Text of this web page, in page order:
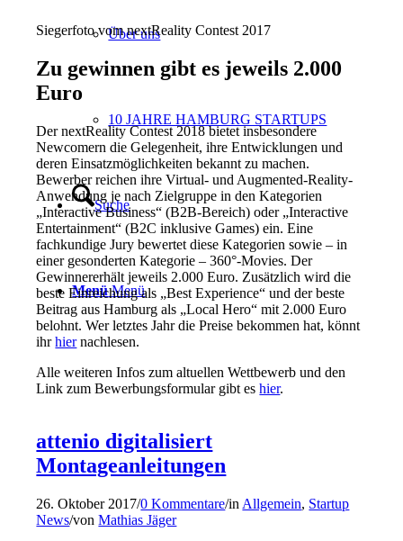
Über uns
10 JAHRE HAMBURG STARTUPS
Suche
Menü Menü
Siegerfoto vom nextReality Contest 2017
Zu gewinnen gibt es jeweils 2.000
Euro
Der nextReality Contest 2018 bietet insbesondere
Newcomern die Gelegenheit, ihre Entwicklungen und
deren Einsatzmöglichkeiten bekannt zu machen.
Bewerber reichen ihre Virtual- und Augmented-Reality-
Anwendung je nach Zielgruppe in den Kategorien
„Interactive Business“ (B2B-Bereich) oder „Interactive
Entertainment“ (B2C inklusive Games) ein. Eine
fachkundige Jury bewertet diese Kategorien sowie – in
einer gesonderten Kategorie – 360°-Movies. Der
Gewinnererhält jeweils 2.000 Euro. Zusätzlich wird die
beste Einreichung als „Best Experience“ und der beste
Beitrag aus Hamburg als „Local Hero“ mit 2.000 Euro
belohnt. Wer letztes Jahr die Preise bekommen hat, könnt
ihrhiernachlesen.
Alle weiteren Infos zum altuellen Wettbewerb und den
Link zum Bewerbungsformular gibt eshier.
attenio digitalisiert
Montageanleitungen
26. Oktober 2017/0 Kommentare/in Allgemein, Startup
News/vonMathias Jäger